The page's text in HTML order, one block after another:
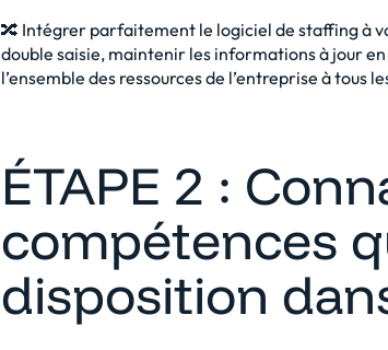
🔀 Intégrer parfaitement le logiciel de staffing à
double saisie, maintenir les informations à jour
l’ensemble des ressources de l’entreprise à tous
ÉTAPE 2 :
compétences
disposition